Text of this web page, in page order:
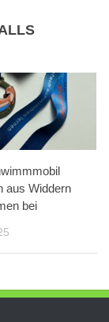
aus Widdern
bei